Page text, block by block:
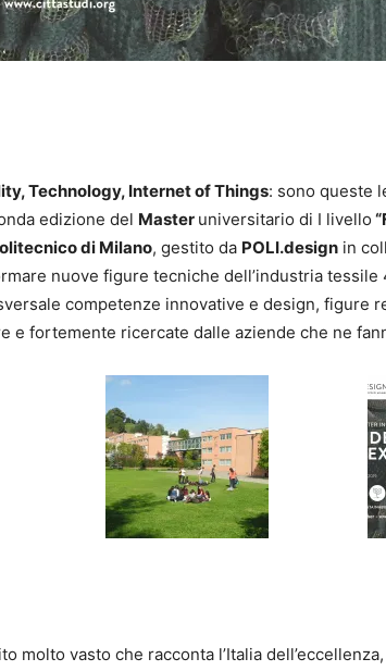
Technology, Internet of Things: sono queste
edizione del Master universitario di I livello
di Milano, gestito da POLI.design in
nuove figure tecniche dell’industria tessile
competenze innovative e design, figure
e fortemente ricercate dalle aziende che ne
molto vasto che racconta l’Italia